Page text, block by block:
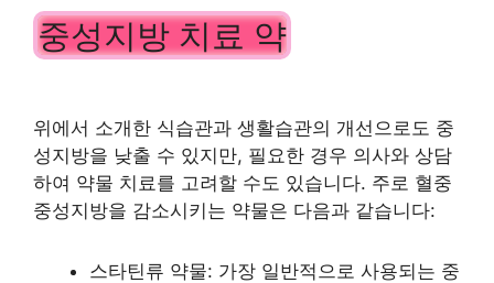
중성지방 치료 약
위에서 소개한 식습관과 생활습관의 개선으로도 중
성지방을 낮출 수 있지만, 필요한 경우 의사와 상담
하여 약물 치료를 고려할 수도 있습니다. 주로 혈중
중성지방을 감소시키는 약물은 다음과 같습니다:
스타틴류 약물: 가장 일반적으로 사용되는 중